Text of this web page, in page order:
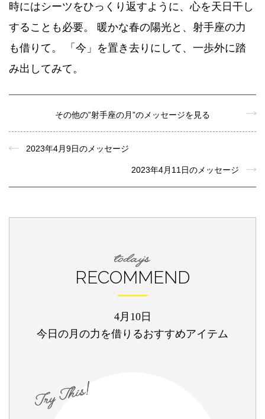
時にはシーツをひっくり返すように、心を天日干し
することも必要。 暖かな春の陽光と、射手座の力
も借りて。 「今」を置き去りにして、一歩外に踏
み出してみて。
その他の”射手座の月”のメッセージを見る
2023年4月9日のメッセージ
2023年4月11日のメッセージ
RECOMMEND
4月10日
今日の月の力を借りるおすすめアイテム